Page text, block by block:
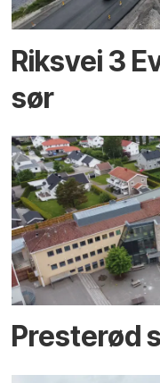
Riksvei 3
sør
Presterød